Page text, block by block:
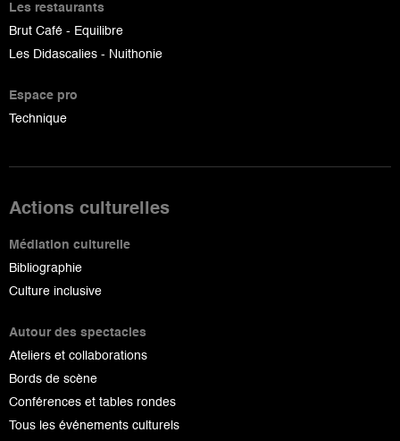
Les restaurants
Brut Café - Equilibre
Les Didascalies - Nuithonie
Espace pro
Technique
Actions culturelles
Médiation culturelle
Bibliographie
Culture inclusive
Autour des spectacles
Ateliers et collaborations
Bords de scène
Conférences et tables rondes
Tous les événements culturels